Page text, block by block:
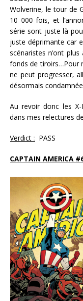
Wolverine, le tour de
10 000 fois, et
série sont juste là
juste déprimante car
scénaristes n’ont
fonds de tiroirs…Pour
ne peut progresser,
désormais
Au revoir donc les
dans mes relectures
Verdict : PASS
CAPTAIN AMERICA